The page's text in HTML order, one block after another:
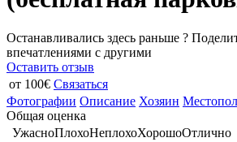
Останавливались здесь раньше ?
впечатлениями с другими
Оставить отзыв
от 100€ Связаться
Фотографии Описание Хозяин
Общая оценка
УжасноПлохоНеплохоХорошоОтлично